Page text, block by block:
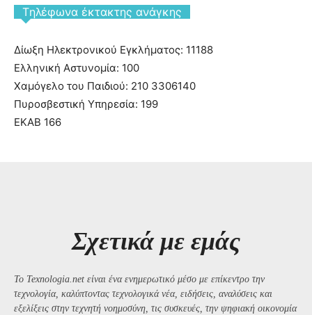
Tηλέφωνα έκτακτης ανάγκης
Δίωξη Ηλεκτρονικού Εγκλήματος: 11188
Ελληνική Αστυνομία: 100
Χαμόγελο του Παιδιού: 210 3306140
Πυροσβεστική Υπηρεσία: 199
ΕΚΑΒ 166
Σχετικά με εμάς
Το Texnologia.net είναι ένα ενημερωτικό μέσο με επίκεντρο την
τεχνολογία, καλύπτοντας τεχνολογικά νέα, ειδήσεις, αναλύσεις και
εξελίξεις στην τεχνητή νοημοσύνη, τις συσκευές, την ψηφιακή οικονομία